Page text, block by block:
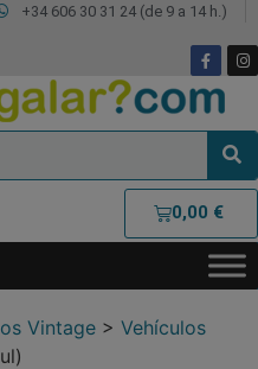
+34 606 30 31 24 (de 9 a 14 h.)
0,00 €
Vintage > Vehículos